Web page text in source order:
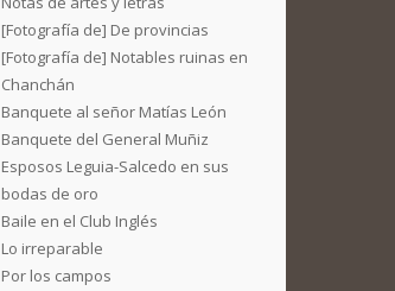
[Fotografía de] De provincias
[Fotografía de] Notables ruinas en
Chanchán
Banquete al señor Matías León
Banquete del General Muñiz
Esposos Leguia-Salcedo en sus
bodas de oro
Baile en el Club Inglés
Lo irreparable
Por los campos